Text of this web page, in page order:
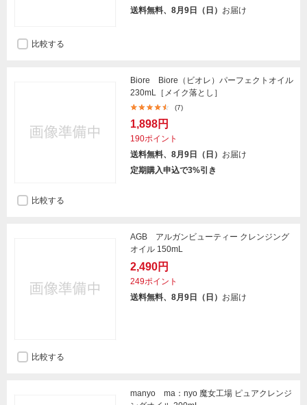
送料無料、8月9日（日） お届け
比較する
Biore Biore（ビオレ）パーフェクトオイル
230mL［メイク落とし］
(7)
1,898円
190ポイント
送料無料、8月9日（日） お届け
定期購入申込で3%引き
比較する
AGB アルガンビューティー クレンジング
オイル 150mL
2,490円
249ポイント
送料無料、8月9日（日） お届け
比較する
manyo ma：nyo 魔女工場 ピュアクレンジ